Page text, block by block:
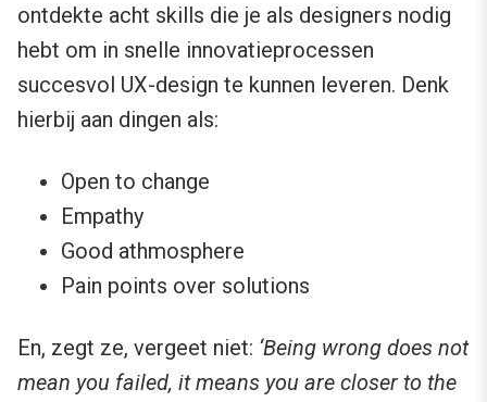
ontdekte acht skills die je als designers nodig
hebt om in snelle innovatieprocessen
succesvol UX-design te kunnen leveren. Denk
hierbij aan dingen als:
Open to change
Empathy
Good athmosphere
Pain points over solutions
En, zegt ze, vergeet niet: ‘Being wrong does not
mean you failed, it means you are closer to the